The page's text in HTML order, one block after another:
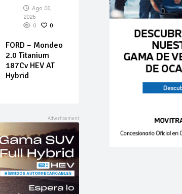
Ago 06,
2026
0
0
FORD – Mondeo
2.0 Titanium
187Cv HEV AT
Hybrid